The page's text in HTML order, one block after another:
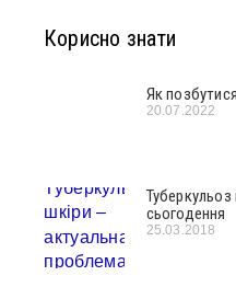
Корисно знати
Як
20.07.2022
сьогодення
25.03.2018